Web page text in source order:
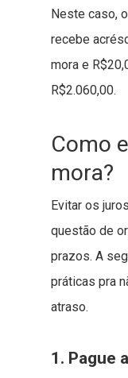
Neste caso,
recebe
mora e
R$2.060,00.
Como
mora?
Evitar os
questão de
prazos. A
práticas pra
atraso.
1. Pague